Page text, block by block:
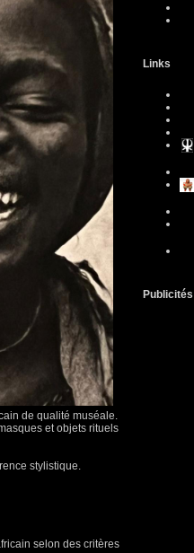
de qualité muséale.
et objets rituels
stylistique.
selon des critères
Links
Publicités